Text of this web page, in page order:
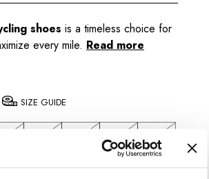
shoes is a timeless choice for
every mile. Read more
SIZE GUIDE